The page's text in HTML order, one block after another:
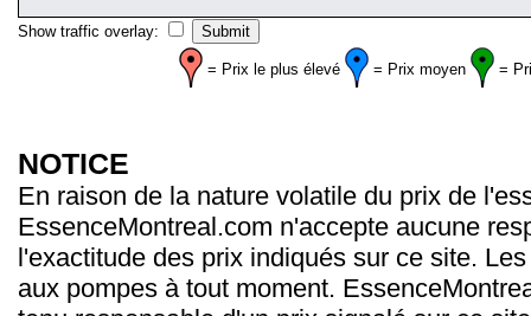
Show traffic overlay:
= Prix le plus élevé = Prix moyen =
NOTICE
En raison de la nature volatile du prix de
EssenceMontreal.com n'accepte aucune
l'exactitude des prix indiqués sur ce site.
aux pompes à tout moment.